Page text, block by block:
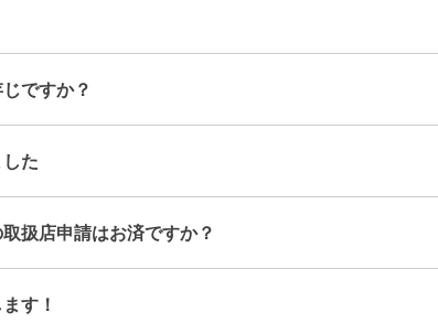
ですか？
た
扱店申請はお済ですか？
す！